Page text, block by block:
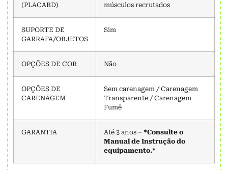
(PLACARD)
músculos recrutados
SUPORTE DE
GARRAFA/OBJETOS
Sim
OPÇÕES DE COR Não
OPÇÕES DE
CARENAGEM
Sem carenagem / Carenagem
Transparente / Carenagem
Fumê
GARANTIA Até 3 anos – *Consulte o
Manual de Instrução do
equipamento.*